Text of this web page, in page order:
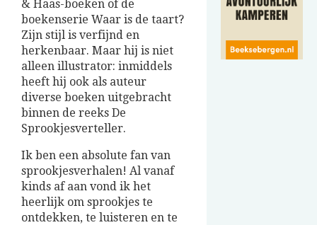
& Haas-boeken of de
boekenserie Waar is de taart?
Zijn stijl is verfijnd en
herkenbaar. Maar hij is niet
alleen illustrator: inmiddels
heeft hij ook als auteur
diverse boeken uitgebracht
binnen de reeks De
Sprookjesverteller.
Ik ben een absolute fan van
sprookjesverhalen! Al vanaf
kinds af aan vond ik het
heerlijk om sprookjes te
ontdekken, te luisteren en te